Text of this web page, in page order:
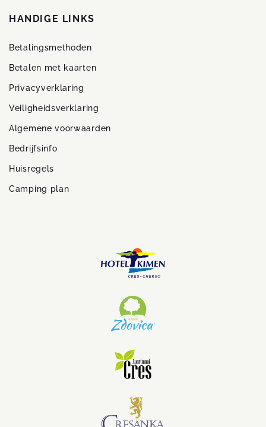
HANDIGE LINKS
Betalingsmethoden
Betalen met kaarten
Privacyverklaring
Veiligheidsverklaring
Algemene voorwaarden
Bedrijfsinfo
Huisregels
Camping plan